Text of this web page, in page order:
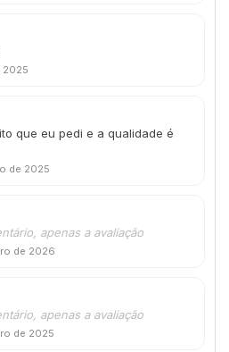
2025
que eu pedi e a qualidade é
de 2025
apenas a avaliação
de 2026
apenas a avaliação
de 2025